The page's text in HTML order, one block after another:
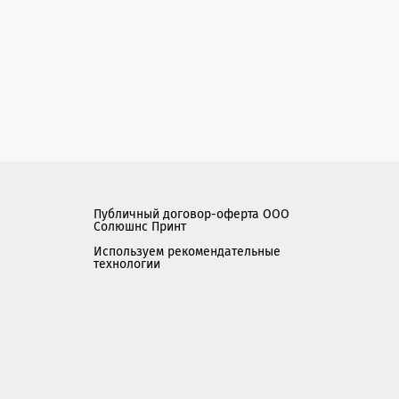
Публичный договор-оферта ООО
Солюшнс Принт
Используем рекомендательные
технологии